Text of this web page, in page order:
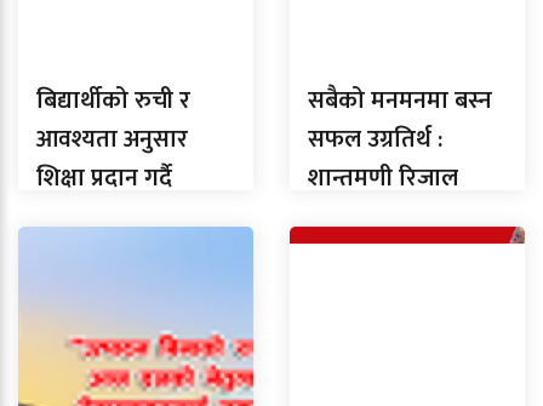
बिद्यार्थीको रुची र
आवश्यता अनुसार
शिक्षा प्रदान गर्दै
आएका छौ : रामप्रसाद
सबैको मनमनमा बस्न
सफल उग्रतिर्थ :
शान्तमणी रिजाल